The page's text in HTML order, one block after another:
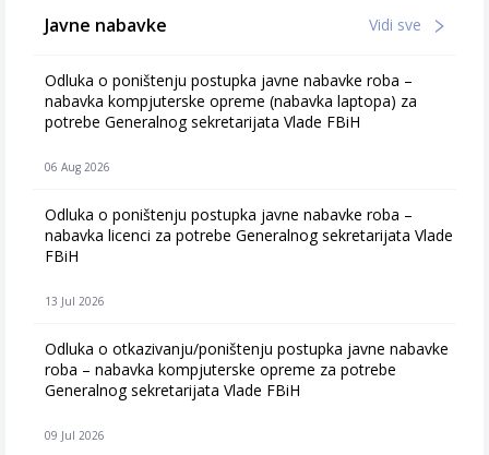
Javne nabavke Vidi sve
Odluka o poništenju postupka javne nabavke roba –
nabavka kompjuterske opreme (nabavka laptopa) za
potrebe Generalnog sekretarijata Vlade FBiH
06 Aug 2026
Odluka o poništenju postupka javne nabavke roba –
nabavka licenci za potrebe Generalnog sekretarijata Vlade
FBiH
13 Jul 2026
Odluka o otkazivanju/poništenju postupka javne nabavke
roba – nabavka kompjuterske opreme za potrebe
Generalnog sekretarijata Vlade FBiH
09 Jul 2026